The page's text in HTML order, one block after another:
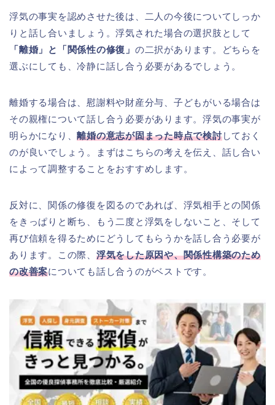
浮気の事実を認めさせた後は、二人の今後についてしっか
りと話し合いましょう。浮気された場合の選択肢として
「離婚」と「関係性の修復」 の二択があります。どちらを
選ぶにしても、冷静に話し合う必要があるでしょう。
離婚する場合は、慰謝料や財産分与、子どもがいる場合は
その親権について話し合う必要があります。浮気の事実が
明らかになり、離婚の意志が固まった時点で検討しておく
のが良いでしょう。まずはこちらの考えを伝え、話し合い
によって調整することをおすすめします。
反対に、関係の修復を図るのであれば、浮気相手との関係
をきっぱりと断ち、もう二度と浮気をしないこと、そして
再び信頼を得るためにどうしてもらうかを話し合う必要が
あります。この際、 浮気をした原因や、関係性構築のため
の改善案についても話し合うのがベストです。